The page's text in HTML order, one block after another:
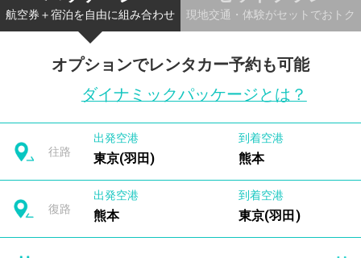
航空券＋宿泊を自由に組み合わせ 現地交通・体験がセットでおトク
オプションでレンタカー予約も可能
ダイナミックパッケージとは？
往路
出発空港
東京(羽田)
到着空港
熊本
復路
出発空港
熊本
到着空港
東京(羽田)